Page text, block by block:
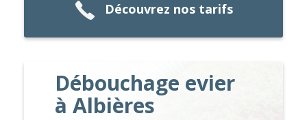
Découvrez nos tarifs
Débouchage evier
à Albières